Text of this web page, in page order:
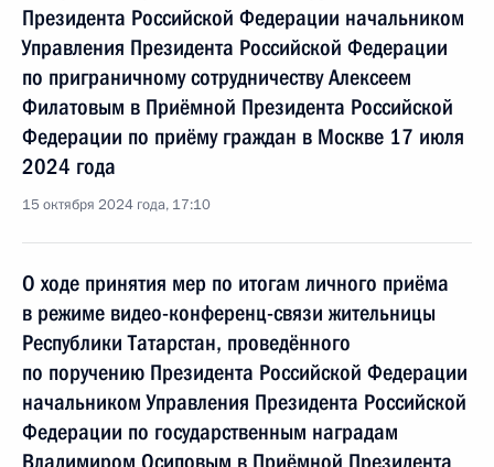
Президента Российской Федерации начальником
Управления Президента Российской Федерации
по приграничному сотрудничеству Алексеем
Филатовым в Приёмной Президента Российской
Федерации по приёму граждан в Москве 17 июля
2024 года
15 октября 2024 года, 17:10
О ходе принятия мер по итогам личного приёма
в режиме видео-конференц-связи жительницы
Республики Татарстан, проведённого
по поручению Президента Российской Федерации
начальником Управления Президента Российской
Федерации по государственным наградам
Владимиром Осиповым в Приёмной Президента